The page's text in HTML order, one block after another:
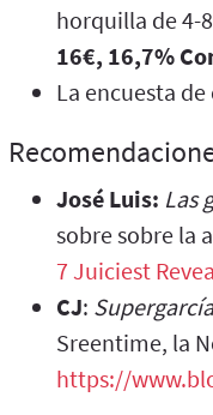
horquilla de 4-
16€, 16,7%
La encuesta de
José Luis: Las
sobre sobre la
7 Juiciest
CJ:
Sreentime, la
https://